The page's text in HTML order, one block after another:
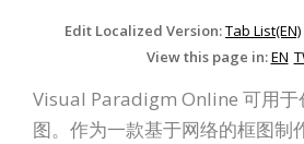
Edit Localized Version:Tab List(EN)
View this page in:EN
Visual Paradigm Online 可用于
图。作为一款基于网络的框图制